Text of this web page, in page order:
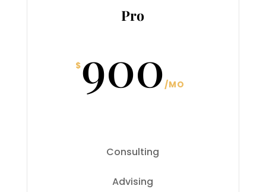
Pro
$900 /MO
Consulting
Advising